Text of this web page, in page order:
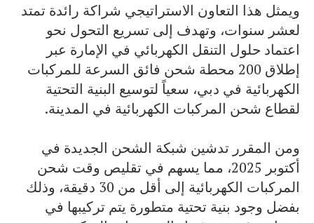
ويمثل هذا التعاون الاستراتيجي شراكة رائدة تمتد
لعشر سنوات، وتهدف إلى تسريع التحول نحو
اعتماد حلول التنقل الكهربائي في الإمارة عبر
إطلاق 200 محطة شحن فائق السرعة للمركبات
الكهربائية في دبي، سعياً لتوسيع البنية التحتية
لقطاع شحن المركبات الكهربائية في المدينة.
ومن المقرر تدشين شبكة الشحن الجديدة في
أكتوبر 2025، مما يسهم في تقليص وقت شحن
المركبات الكهربائية إلى أقل من 30 دقيقة، وذلك
بفضل وجود بنية تحتية متطورة يتم تركيبها في